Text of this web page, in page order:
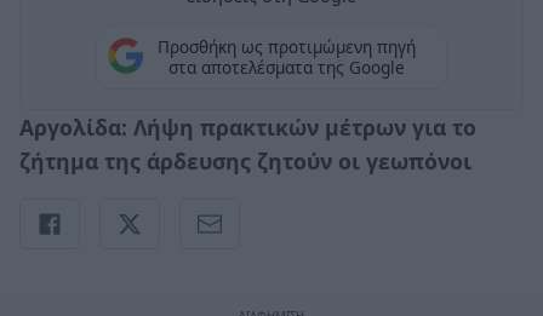
Προσθήκη ως προτιμώμενη πηγή
στα αποτελέσματα της Google
Αργολίδα: Λήψη πρακτικών μέτρων για το
ζήτημα της άρδευσης ζητούν οι γεωπόνοι